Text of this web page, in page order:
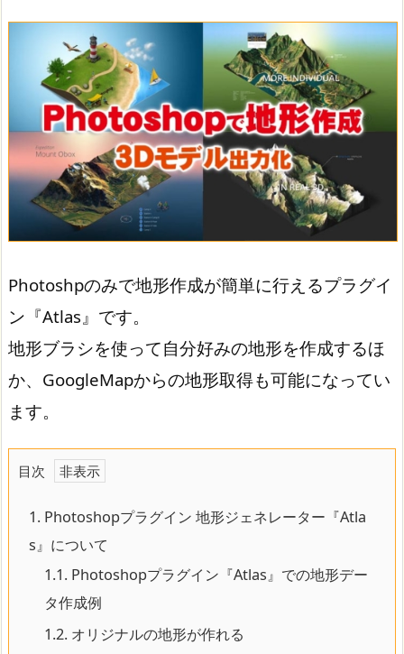
Photoshpのみで地形作成が簡単に行えるプラグイ
ン『Atlas』です。
地形ブラシを使って自分好みの地形を作成するほ
か、GoogleMapからの地形取得も可能になってい
ます。
目次
1. Photoshopプラグイン 地形ジェネレーター『Atla
s』について
1.1. Photoshopプラグイン『Atlas』での地形デー
タ作成例
1.2. オリジナルの地形が作れる